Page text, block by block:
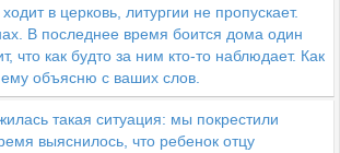
в церковь, литургии не пропускает.
В последнее время боится дома один
что как будто за ним кто-то наблюдает. Как
объясню с ваших слов.
такая ситуация: мы покрестили
выяснилось, что ребенок отцу